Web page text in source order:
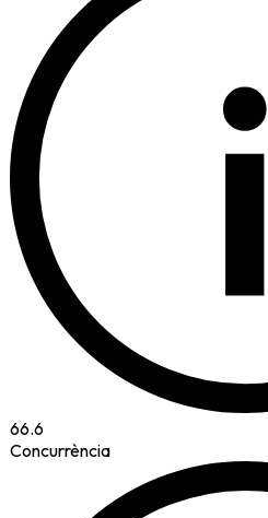
i
66.6
Concurrència